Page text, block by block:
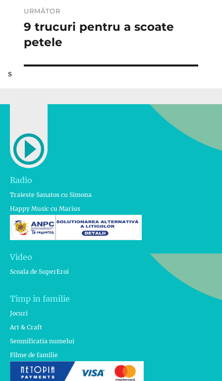
URMĂTOR
Articolul
următor:
9 trucuri pentru a scoate
petele
s
Radio
Traieste Sanatos cu Simona
Happy Music cu Marius
Video
Scoala de SuperEroi
Timp in familie
Jocuri
Art & Craft
Semnificatia numelui
Filme de familie